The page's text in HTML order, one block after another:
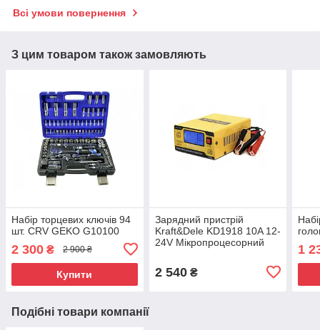
Всі умови повернення
З цим товаром також замовляють
Набір торцевих ключів 94
шт. CRV GEKO G10100
2 300 ₴ 2 900 ₴
Купити
Зарядний пристрій
Kraft&Dele KD1918 10A 12-
24V Мікропроцесорний
2 540₴
1
Подібні товари компанії